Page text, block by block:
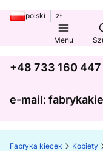
polski zł
Menu
+48 733 160 447
e-mail:
Fabryka kiecek Kobiety